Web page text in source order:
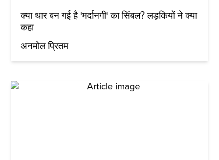
क्या थार बन गई है 'मर्दानगी' का सिंबल? लड़कियों ने क्या
कहा
अनमोल प्रितम